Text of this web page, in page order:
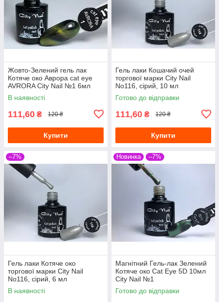
Жовто-Зелений гель лак
Котяче око Аврора cat eye
AVRORA City Nail №1 6мл
В наявності
111,60 ₴ 120 ₴
Купити
Гель лаки Кошачий очей
торгової марки City Nail
No116, сірий, 10 мл
Готово до відправки
111,60 ₴ 120 ₴
Купити
–7%
Гель лаки Котяче око
торгової марки City Nail
No116, сірий, 6 мл
В наявності
Новинка –7%
Магнітний Гель-лак Зелений
Котяче око Cat Eye 5D 10мл
City Nail №1
Готово до відправки